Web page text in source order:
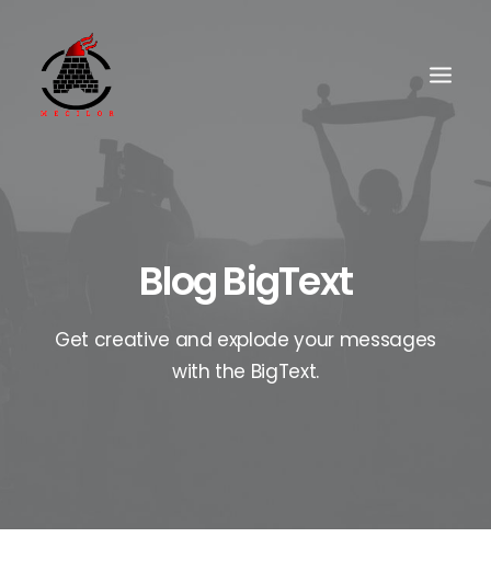
Blog BigText
Get creative and explode your messages
with the BigText.